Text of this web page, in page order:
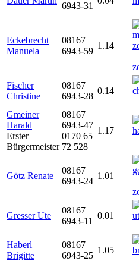
6943-31
Eckebrecht
Manuela
08167
6943-59
1.14
Fischer
Christine
08167
6943-28
0.14
Gmeiner
Harald
Erster
Bürgermeister
08167
6943-47
0170 65
72 528
1.17
Götz Renate
08167
6943-24
1.01
Gresser Ute
08167
6943-11
0.01
Haberl
Brigitte
08167
6943-25
1.05